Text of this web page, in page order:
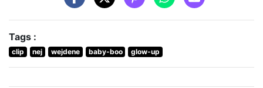
Tags :
clip nej wejdene baby-boo glow-up